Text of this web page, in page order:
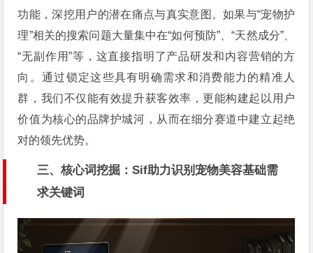
功能，深挖用户的潜在痛点与真实意图。如果与“宠物护
理”相关的搜索问题大量集中在“如何预防”、“天然成分”、
“无副作用”等，这直接指明了产品研发和内容营销的方
向。通过锁定这些具有明确需求和消费能力的精准人
群，我们不仅能有效提升获客效率，更能构建起以用户
价值为核心的品牌护城河，从而在细分赛道中建立起绝
对的领先优势。
三、核心词挖掘：Sif助力识别宠物美容基础需
求关键词